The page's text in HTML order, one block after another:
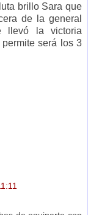
brillo Sara que
de la general
llevó la victoria
será los 3